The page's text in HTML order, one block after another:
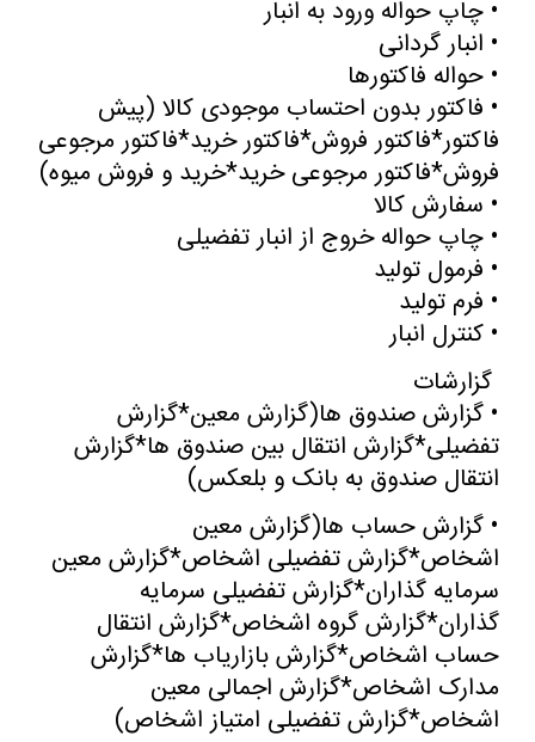
• چاپ حواله ورود به انبار
• انبار گردانی
• حواله فاکتورها
• فاکتور بدون احتساب موجودی کالا (پیش
فاکتور*فاکتور فروش*فاکتور خرید*فاکتور مرجوعی
فروش*فاکتور مرجوعی خرید*خرید و فروش میوه)
• سفارش کالا
• چاپ حواله خروج از انبار تفضیلی
• فرمول تولید
• فرم تولید
• کنترل انبار
گزارشات
• گزارش صندوق ها(گزارش معین*گزارش
تفضیلی*گزارش انتقال بین صندوق ها*گزارش
انتقال صندوق به بانک و بلعکس)
• گزارش حساب ها(گزارش معین
اشخاص*گزارش تفضیلی اشخاص*گزارش معین
سرمایه گذاران*گزارش تفضیلی سرمایه
گذاران*گزارش گروه اشخاص*گزارش انتقال
حساب اشخاص*گزارش بازاریاب ها*گزارش
مدارک اشخاص*گزارش اجمالی معین
اشخاص*گزارش تفضیلی امتیاز اشخاص)